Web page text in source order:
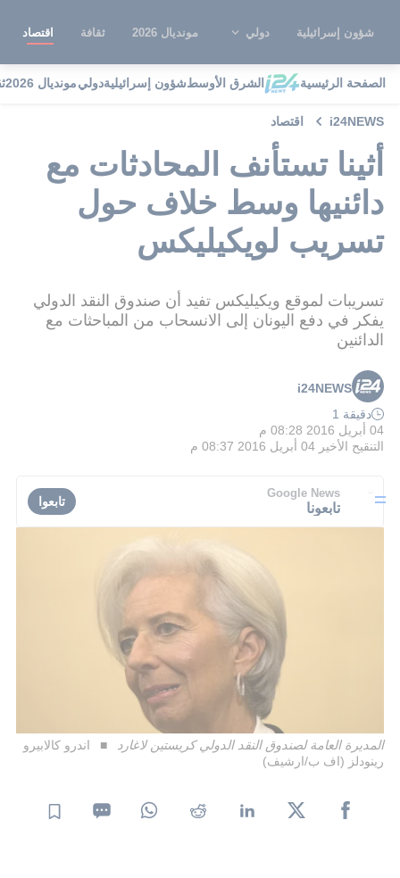
شؤون إسرائيلية دولي مونديال 2026 ثقافة اقتصاد
الصفحة الرئيسية الشرق الأوسطشؤون إسرائيليةدوليمونديال 2026
i24NEWS اقتصاد
أثينا تستأنف المحادثات مع
دائنيها وسط خلاف حول
تسريب لويكيليكس
تسريبات لموقع ويكيليكس تفيد أن صندوق النقد الدولي
يفكر في دفع اليونان إلى الانسحاب من المباحثات مع
الدائنين
i24NEWS
دقيقة 1
04 أبريل 2016 08:28 م
التنقيح الأخير 04 أبريل 2016 08:37 م
Google News
تابعونا تابعوا
المديرة العامة لصندوق النقد الدولي كريستين لاغارد
اندرو كالابيرو
رينودلز (اف ب/ارشيف)